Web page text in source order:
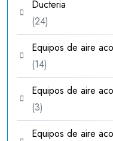
Ducteria
2424
productos
Equipos de aire
1414
productos
Equipos de aire
33
productos
Equipos de aire